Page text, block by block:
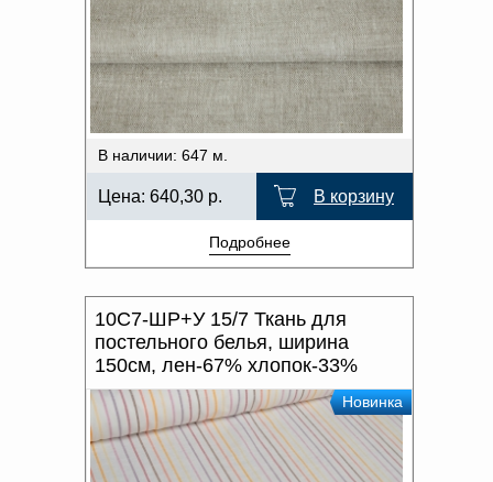
В наличии: 647 м.
Цена: 640,30 р. В корзину
Подробнее
10С7-ШР+У 15/7 Ткань для
постельного белья, ширина
150см, лен-67% хлопок-33%
Новинка